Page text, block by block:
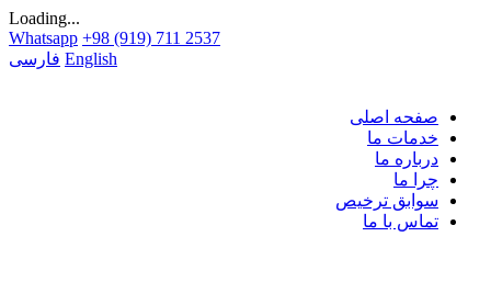
Loading...
Whatsapp +98 (919) 711 2537
فارسی English
صفحه اصلی
خدمات ما
درباره ما
چرا ما
سوابق ترخیص
تماس با ما